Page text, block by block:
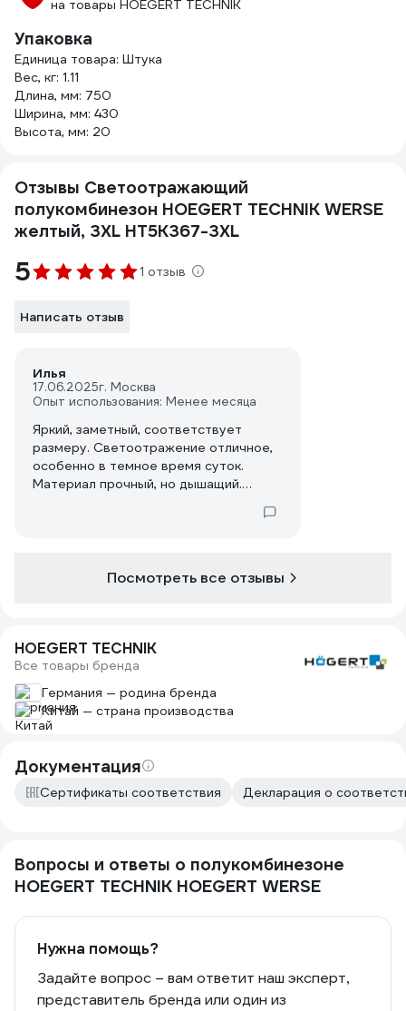
на товары HOEGERT TECHNIK
Упаковка
Единица товара: Штука
Вес, кг: 1.11
Длина, мм: 750
Ширина, мм: 430
Высота, мм: 20
Отзывы Светоотражающий
полукомбинезон HOEGERT TECHNIK WERSE
желтый, 3XL HT5K367-3XL
5 1 отзыв
Написать отзыв
Илья
17.06.2025г. Москва
Опыт использования: Менее месяца
Яркий, заметный, соответствует
размеру. Светоотражение отличное,
особенно в темное время суток.
Материал прочный, но дышащий.
Посмотреть все отзывы
HOEGERT TECHNIK
Все товары бренда
Германия — родина бренда
Китай — страна производства
Документация
Сертификаты соответствия Декларация о
Вопросы и ответы о полукомбинезоне
HOEGERT TECHNIK HOEGERT WERSE
Нужна помощь?
Задайте вопрос – вам ответит наш эксперт,
представитель бренда или один из